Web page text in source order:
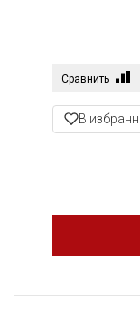
Сравнить
В